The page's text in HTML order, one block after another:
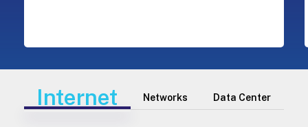
Internet Networks Data Center